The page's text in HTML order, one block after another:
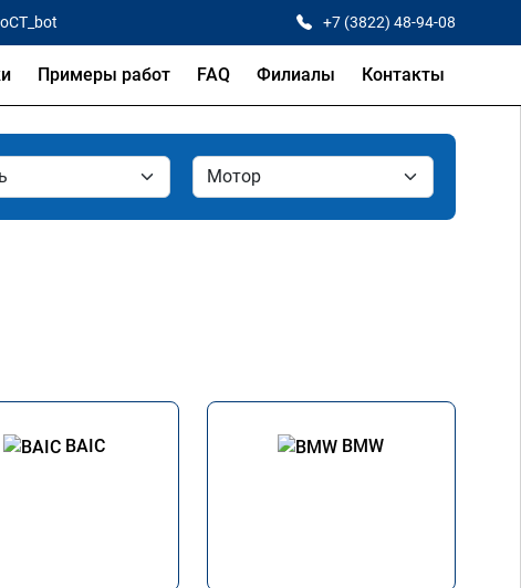
+7 (3822) 48-94-08
Примеры работ FAQ Филиалы Контакты
BAIC BMW